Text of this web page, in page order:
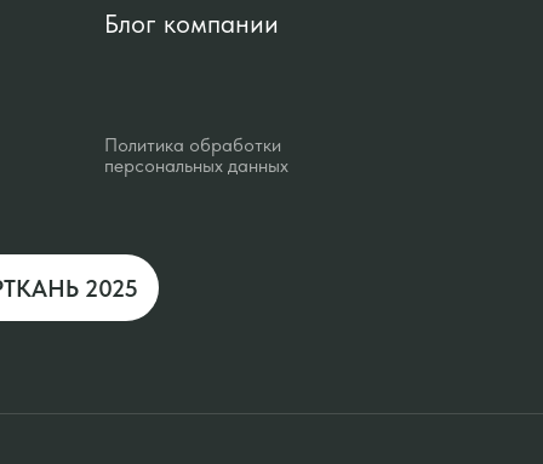
Блог компании
Политика обработки
персональных данных
2025